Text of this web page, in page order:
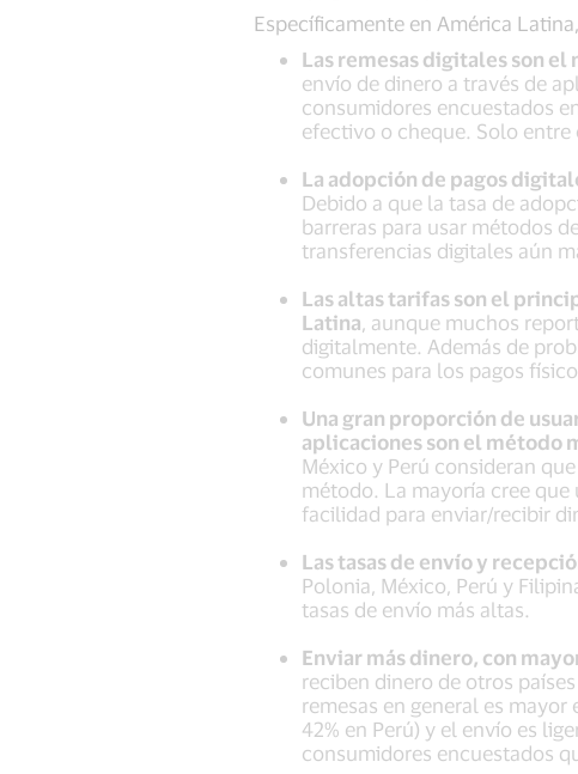
Específicamente en América
Las remesas digitales son
envío de dinero a través de
consumidores encuestados
efectivo o cheque. Solo entre
La adopción de pagos
Debido a que la tasa de
barreras para usar métodos
transferencias digitales aún
Las altas tarifas son el
Latina , aunque muchos
digitalmente. Además de
comunes para los pagos
Una gran proporción de
aplicaciones son el método
México y Perú consideran
método. La mayoría cree
facilidad para enviar/recibir
Las tasas de envío y
Polonia, México, Perú y
tasas de envío más altas.
Enviar más dinero, con
reciben dinero de otros
remesas en general es mayor
42% en Perú) y el envío es
consumidores encuestados